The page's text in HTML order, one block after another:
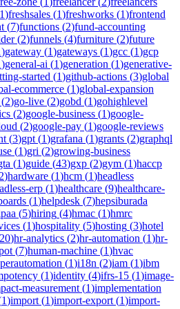
1)freshsales (1)freshworks (1)frontend
(7)functions (2)fund-accounting
(2)funnels (4)furniture (2)future
)gateway (1)gateways (1)gcc (1)gcp
)general-ai (1)generation (1)generative-
started (1)github-actions (3)global
ecommerce (1)global-expansion
(2)go-live (2)gobd (1)gohighlevel
(2)google-business (1)google-
(2)google-pay (1)google-reviews
(3)gpt (1)grafana (1)grants (2)graphql
(1)gri (2)growing-business
(1)guide (43)gxp (2)gym (1)haccp
2)hardware (1)hcm (1)headless
erp (1)healthcare (9)healthcare-
(1)helpdesk (7)hepsiburada
(5)hiring (4)hmac (1)hmrc
(1)hospitality (5)hosting (3)hotel
20)hr-analytics (2)hr-automation (1)hr-
(7)human-machine (1)hvac
(1)i18n (2)iam (1)ibm
(1)identity (4)ifrs-15 (1)image-
measurement (1)implementation
1)import (1)import-export (1)import-